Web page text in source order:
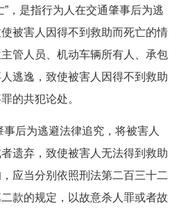
”，是指行为人在交通肇事后为逃
被害人因得不到救助而死亡的情
管人员、机动车辆所有人、承包
逃逸，致使被害人因得不到救助
的共犯论处。
后为逃避法律追究，将被害人
遗弃，致使被害人无法得到救助
应当分别依照刑法第二百三十二
款的规定，以故意杀人罪或者故